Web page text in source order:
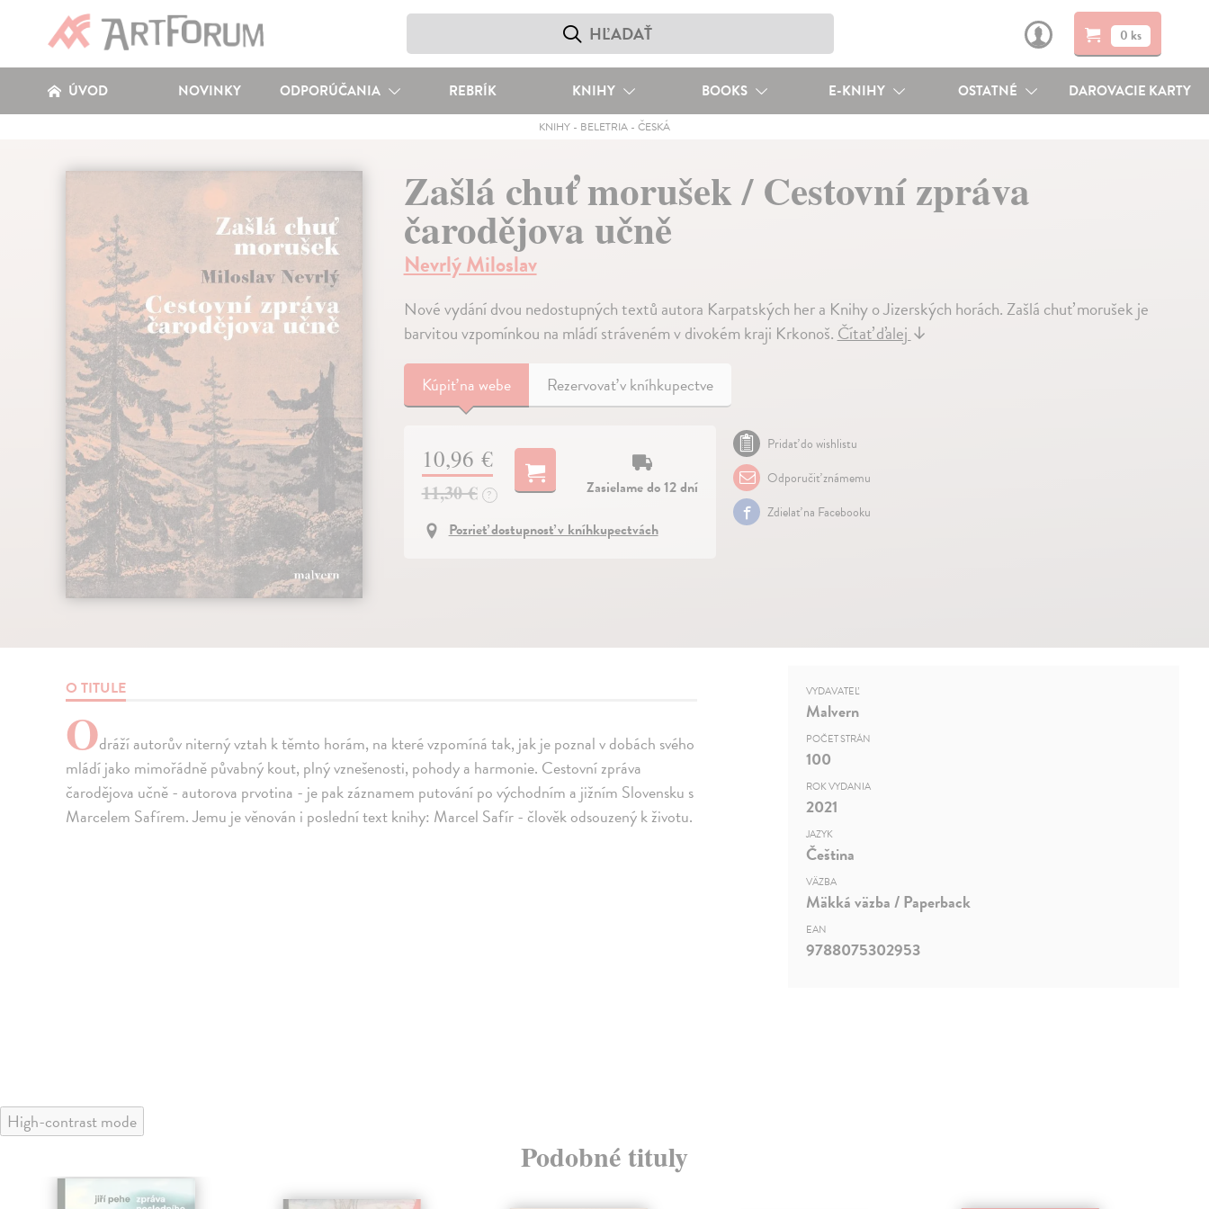
0 ks
ÚVOD NOVINKY ODPORÚČANIA REBRÍK KNIHY BOOKS E-KNIHY OSTATNÉ DAROVACIE KARTY
KNIHY- BELETRIA- ČESKÁ
Zašlá chuť morušek / Cestovní zpráva
čarodějova učně
Nevrlý Miloslav
Nové vydání dvou nedostupných textů autora Karpatských her a Knihy o Jizerských horách. Zašlá chuť morušek je
barvitou vzpomínkou na mládí stráveném v divokém kraji Krkonoš.Čítať ďalej↓
Kúpiťna webe Rezervovať v kníhkupectve
10,96 €
11,30 € ?
Zasielame do 12 dní
Pozrieť dostupnosť v kníhkupectvách
Pridať do wishlistu
Odporučiť známemu
Zdielať na Facebooku
O TITULE
Odráží autorův niterný vztah k těmto horám, na které vzpomíná tak, jak je poznal v dobách svého
mládí jako mimořádně půvabný kout, plný vznešenosti, pohody a harmonie. Cestovní zpráva
čarodějova učně - autorova prvotina - je pak záznamem putování po východním a jižním Slovensku s
Marcelem Safírem. Jemu je věnován i poslední text knihy: Marcel Safír - člověk odsouzený k životu.
VYDAVATEĽ
Malvern
POČET STRÁN
100
ROK VYDANIA
2021
JAZYK
Čeština
VÄZBA
Mäkká väzba / Paperback
EAN
9788075302953
High-contrast mode
Podobné tituly